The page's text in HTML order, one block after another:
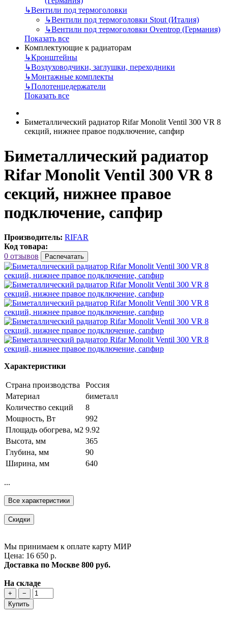
↳Вентили под термоголовки
↳Вентили под термоголовки Stout (Италия)
↳Вентили под термоголовки Oventrop (Германия)
Показать все
Комплектующие к радиаторам
↳Кронштейны
↳Воздуховодчики, заглушки, переходники
↳Монтажные комплекты
↳Полотенцедержатели
Показать все
Биметаллический радиатор Rifar Monolit Ventil 300 VR 8
секций, нижнее правое подключение, сапфир
Биметаллический радиатор
Rifar Monolit Ventil 300 VR 8
секций, нижнее правое
подключение, сапфир
Производитель: RIFAR
Код товара:
0 отзывов
Распечатать
Характеристики
Страна производства
Россия
Материал
биметалл
Количество секций
8
Мощность, Вт
992
Площадь обогрева, м2 9.92
Высота, мм
365
Глубина, мм
90
Ширина, мм
640
...
Все характеристики
Скидки
Мы принимаем к оплате карту МИР
Цена: 16 650 р.
Доставка по Москве 800 руб.
На складе
+
−
Купить